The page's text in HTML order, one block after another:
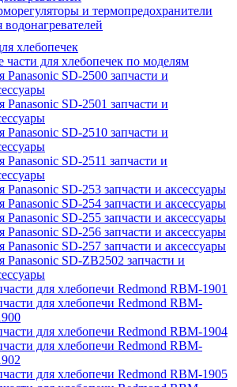
и термопредохранители
водонагревателей
хлебопечек
части для хлебопечек по моделям
Panasonic SD-2500 запчасти и
Panasonic SD-2501 запчасти и
Panasonic SD-2510 запчасти и
Panasonic SD-2511 запчасти и
Panasonic SD-253 запчасти и аксессуары
Panasonic SD-254 запчасти и аксессуары
Panasonic SD-255 запчасти и аксессуары
Panasonic SD-256 запчасти и аксессуары
Panasonic SD-257 запчасти и аксессуары
Panasonic SD-ZB2502 запчасти и
для хлебопечи Redmond RBM-1901
для хлебопечи Redmond RBM-
для хлебопечи Redmond RBM-1904
для хлебопечи Redmond RBM-
для хлебопечи Redmond RBM-1905